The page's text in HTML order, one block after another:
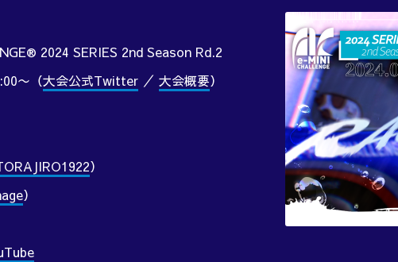
2024 SERIES 2nd Season Rd.2
〜（大会公式Twitter ／ 大会概要）
）
）